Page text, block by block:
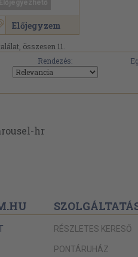
Előjegyzem
összesen 11.
Rendezés:
RÉSZLETES KERESŐ
PONTÁRUHÁZ